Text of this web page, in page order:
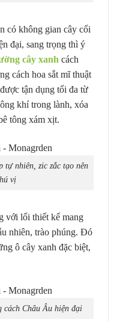
có không gian cây cối
đại, sang trọng thì ý
cây xanh cách
cách hoa sắt mĩ thuật
tận dụng tối đa từ
khí trong lành, xóa
tông xám xịt.
tự nhiên, zic zắc tạo nên
vị
với lối thiết kế mang
nhiên, trào phúng. Đó
ô cây xanh đặc biệt,
cách Châu Âu hiện đại